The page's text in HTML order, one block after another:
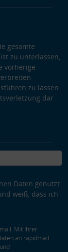
gesamte
zu unterlassen,
vorherige
zu lassen.
dar
Daten genutzt
weiß, dass ich
Mit Ihrer
an rapidmail
und